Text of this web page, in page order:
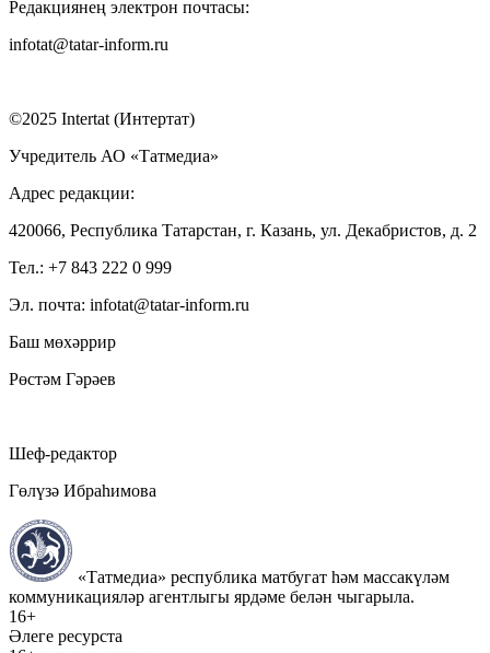
Редакциянең электрон почтасы:
infotat@tatar-inform.ru
©2025 Intertat (Интертат)
Учредитель АО «Татмедиа»
Адрес редакции:
420066, Республика Татарстан, г. Казань, ул. Декабристов, д. 2
Тел.: +7 843 222 0 999
Эл. почта: infotat@tatar-inform.ru
Баш мөхәррир
Рөстәм Гәрәев
Шеф-редактор
Гөлүзә Ибраһимова
«Татмедиа» республика матбугат һәм массакүләм
коммуникацияләр агентлыгы ярдәме белән чыгарыла.
16+
Әлеге ресурста